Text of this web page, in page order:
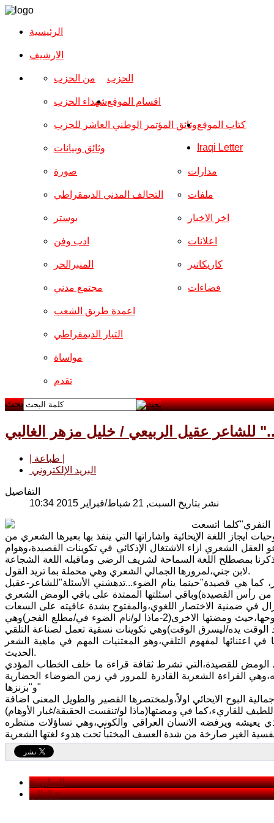
الرئيسية
الارشیف
الحزب من الحزب
شهداء الحزب
وثائق المؤتمر الوطني العاشر للحزب
وثائق وبيانات
اقسام الموقع
صورة
التحالف المدني الديمقراطي
بوستر
ادب وفن
المنبرالحر
مجتمع مدني
مدارات
ملفات
اخر الاخبار
اعلانات
كاريكاتير
فضاءات
اعمدة طريق الشعب
التيار الديمقراطي
مواساة
تقدم
كتاب الموقع
Iraqi Letter
بحث
للشاعر عقيل الربيعي / خليل مزهر الغالبي
البريد الإلكتروني
التفاصيل
نشر بتاريخ السبت, 21 شباط/فبراير 2015 10:34
النفري"كلما اتسعت
ايجاز اللغة الإيحائية واشاراتها التي ينفذ بها بعيرها الشعري من
العقل الشعري ازاء الاشتغال الإذكائي في تكوينات القصيدة،وهوام
تذكرنا بمصطلح اللغة السماحة لشريف الرضي وماقبله اللغة الشجاعة
لابن جني،لمرورها الجمالي الشعري وهي محملة بما تريد القول.
كما هي قصيدة"حينما ينام الضوء...تدهشني الأسئلة"للشاعر-عقيل
ماذا لو /هاجرت الفكرة.../ من رأس القصيدة)وباقي اسئلتها الممتدة على باقي الومض الشعري
في ضمنية الاختصار اللغوي،والمفتوح بشدة عافيته على السعات
الكبيرة في تصريحها لخطابها الادبي،ومن إيجازات الشغل الإذكائي لعلم اللغة وسموحها،حيث ومضتها الاخرى(2-ماذا لو/نام الضوء في/مطلع الفجر)وهي
الوقت يده/ليسرق الوقت)وهي تكوينات نسقية تعمل لصناعة التلقي
اعتنائها لمفهوم التلقي،وهو المعتنيات المهم في ماهية الشعر
الحديث.
للقصيدة،التي تشرط ثقافة قراءة ما خلف الخطاب المؤدي
القراءة الشعرية القادرة للمرور في زمن الضوضاء الحضارية
و"بزنزها"
البوح الايحائي اولاً،ولمختصرها القصير والطويل المعنى اضافة
ويرفضه الانسان العراقي والكوني،وهي تساؤلات منتظره
< السابق
التالي >